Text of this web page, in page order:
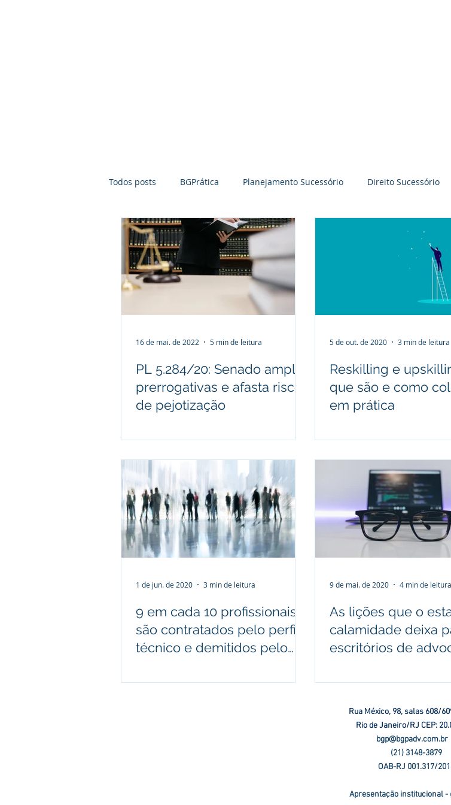
Todos posts BGPrática Planejamento Sucessório Direito Sucessório
Empreendedorismo Mediaçāo Reflexões
Direito Empresarial Direito Imobiliário
PL 5.284/20: Senado amplia
prerrogativas e afasta risco
de pejotização
16 de mai. de 2022 5 min de leitura
Reskilling e
que são e como
em prática
5 de out. de 2020 3 min de leitura
9 em cada 10 profissionais
são contratados pelo perfil
técnico e demitidos pelo
1 de jun. de 2020 3 min de leitura
As lições que o
calamidade deixa
escritórios de
9 de mai. de 2020 4 min de leitura
Rua México, 98, salas 608/
Rio de Janeiro/RJ CEP:
bgp@bgpadv.com.br
(21) 3148-3879
OAB-RJ 001.317/
Apresentaçāo institucional -